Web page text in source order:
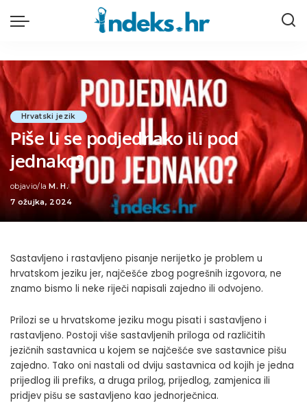
Hrvatski jezik
Piše li se podjednako ili pod
jednako?
Posted
by
objavio/la M. H.
7 ožujka, 2024
Sastavljeno i rastavljeno pisanje nerijetko je problem u
hrvatskom jeziku jer, najčešće zbog pogrešnih izgovora, ne
znamo bismo li neke riječi napisali zajedno ili odvojeno.
Prilozi se u hrvatskome jeziku mogu pisati i sastavljeno i
rastavljeno. Postoji više sastavljenih priloga od različitih
jezičnih sastavnica u kojem se najčešće sve sastavnice pišu
zajedno. Tako oni nastali od dviju sastavnica od kojih je jedna
prijedlog ili prefiks, a druga prilog, prijedlog, zamjenica ili
pridjev pišu se sastavljeno kao jednorječnica.